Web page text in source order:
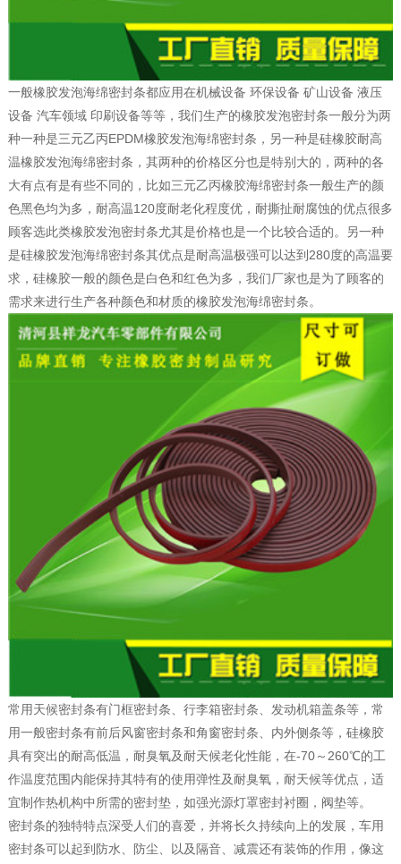
一般橡胶发泡海绵密封条都应用在机械设备 环保设备 矿山设备 液压
设备 汽车领域 印刷设备等等，我们生产的橡胶发泡密封条一般分为两
种一种是三元乙丙EPDM橡胶发泡海绵密封条，另一种是硅橡胶耐高
温橡胶发泡海绵密封条，其两种的价格区分也是特别大的，两种的各
大有点有是有些不同的，比如三元乙丙橡胶海绵密封条一般生产的颜
色黑色均为多，耐高温120度耐老化程度优，耐撕扯耐腐蚀的优点很多
顾客选此类橡胶发泡密封条尤其是价格也是一个比较合适的。另一种
是硅橡胶发泡海绵密封条其优点是耐高温极强可以达到280度的高温要
求，硅橡胶一般的颜色是白色和红色为多，我们厂家也是为了顾客的
需求来进行生产各种颜色和材质的橡胶发泡海绵密封条。
常用天候密封条有门框密封条、行李箱密封条、发动机箱盖条等，常
用一般密封条有前后风窗密封条和角窗密封条、内外侧条等，硅橡胶
具有突出的耐高低温，耐臭氧及耐天候老化性能，在-70～260℃的工
作温度范围内能保持其特有的使用弹性及耐臭氧，耐天候等优点，适
宜制作热机构中所需的密封垫，如强光源灯罩密封衬圈，阀垫等。
密封条的独特特点深受人们的喜爱，并将长久持续向上的发展，车用
密封条可以起到防水、防尘、以及隔音、减震还有装饰的作用，像这